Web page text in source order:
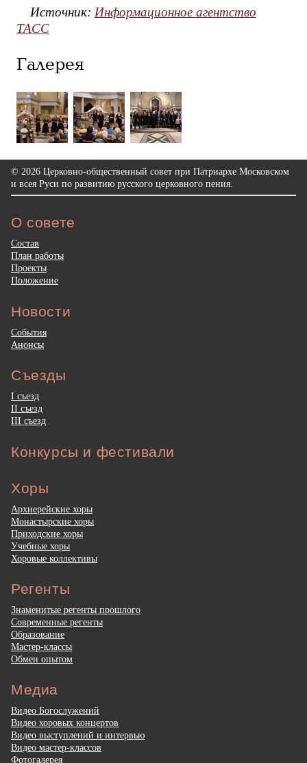
Источник: Информационное агентство
ТАСС
Галерея
© 2026 Церковно-общественный совет при Патриархе Московском
и всея Руси по развитию русского церковного пения.
О совете
Состав
План работы
Проекты
Положение
Новости
События
Анонсы
Съезды
I съезд
II съезд
III съезд
Конкурсы и фестивали
Хоры
Архиерейские хоры
Монастырские хоры
Приходские хоры
Учебные хоры
Хоровые коллективы
Регенты
Знаменитые регенты прошлого
Современные регенты
Образование
Мастер-классы
Обмен опытом
Медиа
Видео Богослужений
Видео хоровых концертов
Видео выступлений и интервью
Видео мастер-классов
Фотогалерея